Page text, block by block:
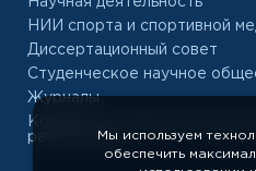
НИИ спорта и спортивной
Диссертационный совет
Студенческое научное
Журналы
Конкурс на замещение
работниковМы используем
обеспечить